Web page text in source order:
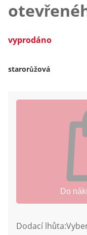
vyprodáno
starorůžová
Do
Dodací lhůta: